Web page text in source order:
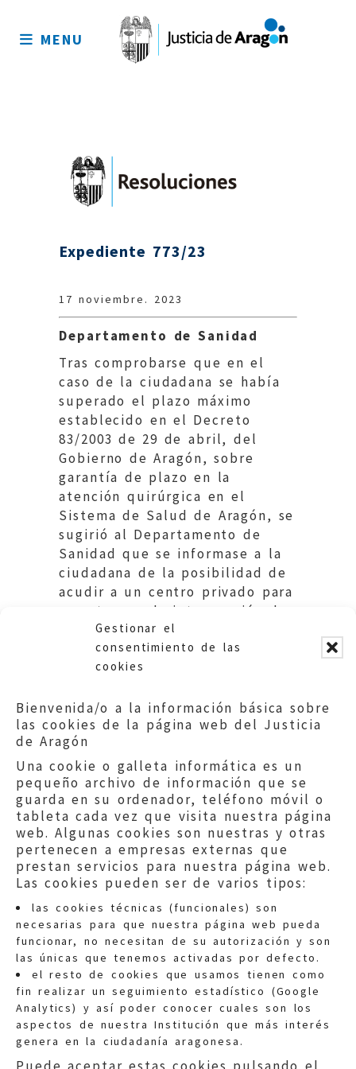
Gestionar el
consentimiento de las
cookies
Bienvenida/o a la información básica sobre
las cookies de la página web del Justicia
de Aragón
Una cookie o galleta informática es un
pequeño archivo de información que se
guarda en su ordenador, teléfono móvil o
tableta cada vez que visita nuestra página
web. Algunas cookies son nuestras y otras
pertenecen a empresas externas que
prestan servicios para nuestra página web.
Las cookies pueden ser de varios tipos:
las cookies técnicas (funcionales) son
necesarias para que nuestra página web pueda
funcionar, no necesitan de su autorización y son
las únicas que tenemos activadas por defecto.
el resto de cookies que usamos tienen como
fin realizar un seguimiento estadístico (Google
Analytics) y así poder conocer cuales son los
aspectos de nuestra Institución que más interés
genera en la ciudadanía aragonesa.
sitio
MENU
Expediente 773/23
17 noviembre. 2023
Departamento de Sanidad
Tras comprobarse que en el
caso de la ciudadana se había
superado el plazo máximo
establecido en el Decreto
83/2003 de 29 de abril, del
Gobierno de Aragón, sobre
garantía de plazo en la
atención quirúrgica en el
Sistema de Salud de Aragón, se
sugirió al Departamento de
Sanidad que se informase a la
ciudadana de la posibilidad de
acudir a un centro privado para
someterse a la intervención de
prótesis de rodilla que precisa.
Quejas:quejas@eljusticiadearagon.es
Información general:
informacion@eljusticiadearagon.es
Teléfonos:900 210 210/